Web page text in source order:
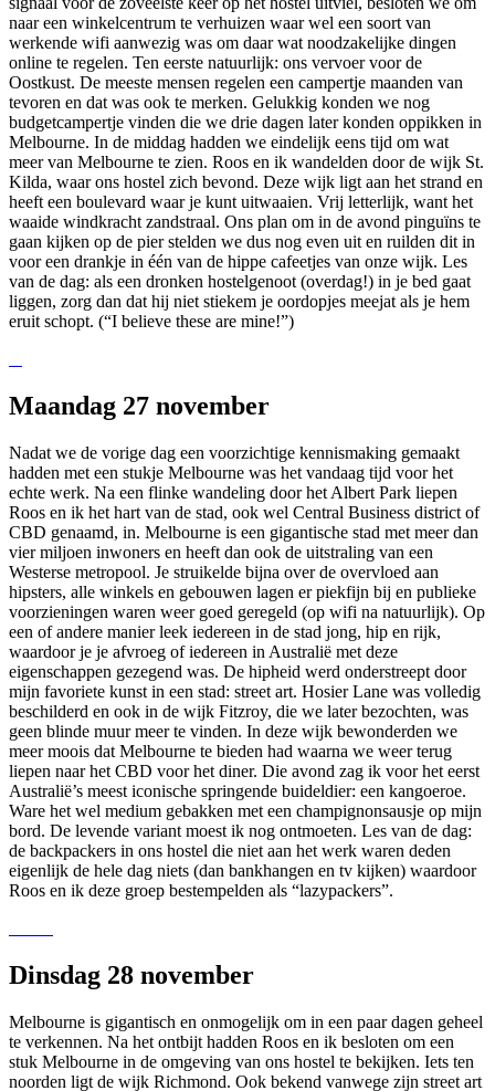
naar een winkelcentrum te verhuizen waar wel een soort van
werkende wifi aanwezig was om daar wat noodzakelijke dingen
online te regelen. Ten eerste natuurlijk: ons vervoer voor de
Oostkust. De meeste mensen regelen een campertje maanden van
tevoren en dat was ook te merken. Gelukkig konden we nog
budgetcampertje vinden die we drie dagen later konden oppikken in
Melbourne. In de middag hadden we eindelijk eens tijd om wat
meer van Melbourne te zien. Roos en ik wandelden door de wijk St.
Kilda, waar ons hostel zich bevond. Deze wijk ligt aan het strand en
heeft een boulevard waar je kunt uitwaaien. Vrij letterlijk, want het
waaide windkracht zandstraal. Ons plan om in de avond pinguïns te
gaan kijken op de pier stelden we dus nog even uit en ruilden dit in
voor een drankje in één van de hippe cafeetjes van onze wijk. Les
van de dag: als een dronken hostelgenoot (overdag!) in je bed gaat
liggen, zorg dan dat hij niet stiekem je oordopjes meejat als je hem
eruit schopt. (“I believe these are mine!”)
Maandag 27 november
Nadat we de vorige dag een voorzichtige kennismaking gemaakt
hadden met een stukje Melbourne was het vandaag tijd voor het
echte werk. Na een flinke wandeling door het Albert Park liepen
Roos en ik het hart van de stad, ook wel Central Business district of
CBD genaamd, in. Melbourne is een gigantische stad met meer dan
vier miljoen inwoners en heeft dan ook de uitstraling van een
Westerse metropool. Je struikelde bijna over de overvloed aan
hipsters, alle winkels en gebouwen lagen er piekfijn bij en publieke
voorzieningen waren weer goed geregeld (op wifi na natuurlijk). Op
een of andere manier leek iedereen in de stad jong, hip en rijk,
waardoor je je afvroeg of iedereen in Australië met deze
eigenschappen gezegend was. De hipheid werd onderstreept door
mijn favoriete kunst in een stad: street art. Hosier Lane was volledig
beschilderd en ook in de wijk Fitzroy, die we later bezochten, was
geen blinde muur meer te vinden. In deze wijk bewonderden we
meer moois dat Melbourne te bieden had waarna we weer terug
liepen naar het CBD voor het diner. Die avond zag ik voor het eerst
Australië’s meest iconische springende buideldier: een kangoeroe.
Ware het wel medium gebakken met een champignonsausje op mijn
bord. De levende variant moest ik nog ontmoeten. Les van de dag:
de backpackers in ons hostel die niet aan het werk waren deden
eigenlijk de hele dag niets (dan bankhangen en tv kijken) waardoor
Roos en ik deze groep bestempelden als “lazypackers”.
Dinsdag 28 november
Melbourne is gigantisch en onmogelijk om in een paar dagen geheel
te verkennen. Na het ontbijt hadden Roos en ik besloten om een
stuk Melbourne in de omgeving van ons hostel te bekijken. Iets ten
noorden ligt de wijk Richmond. Ook bekend vanwege zijn street art